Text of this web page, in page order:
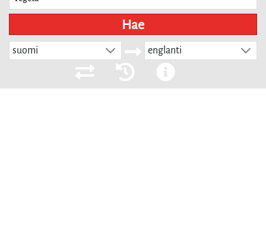
Hae
suomi englanti